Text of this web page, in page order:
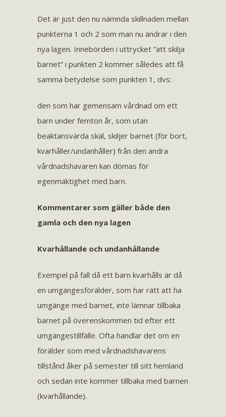
Det är just den nu nämnda skillnaden mellan
punkterna 1 och 2 som man nu ändrar i den
nya lagen. Innebörden i uttrycket ”att skilja
barnet” i punkten 2 kommer således att få
samma betydelse som punkten 1, dvs:
den som har gemensam vårdnad om ett
barn under femton år, som utan
beaktansvärda skäl, skiljer barnet (för bort,
kvarhåller/undanhåller) från den andra
vårdnadshavaren kan dömas för
egenmäktighet med barn.
Kommentarer som gäller både den
gamla och den nya lagen
Kvarhållande och undanhållande
Exempel på fall då ett barn kvarhålls är då
en umgängesförälder, som har rätt att ha
umgänge med barnet, inte lämnar tillbaka
barnet på överenskommen tid efter ett
umgängestillfälle. Ofta handlar det om en
förälder som med vårdnadshavarens
tillstånd åker på semester till sitt hemland
och sedan inte kommer tillbaka med barnen
(kvarhållande).